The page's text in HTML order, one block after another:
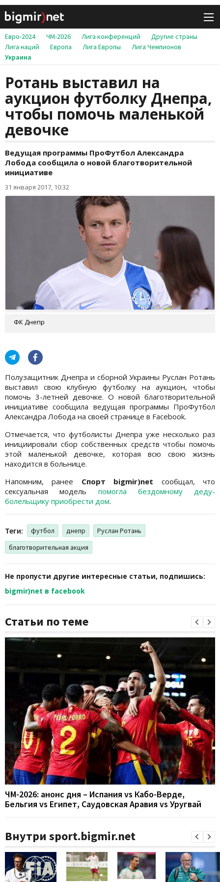
Евро-2024 ЧМ-2026 Лига конференций
Другие страны
Лига наций
Европа Лига Европы
Лига Чемпионов
Украина
Ротань выставил на
аукцион футболку Днепра,
чтобы помочь маленькой
девочке
Ведущая программы ПроФутбол Александра
Лобода сообщила о новой благотворительной
инициативе
31 января 2017, 10:32
ФК Днепр
Полузащитник Днепра и сборной Украины Руслан Ротань
выставил свою клубную футболку на аукцион, чтобы
помочь 3-летней девочке. О новой благотворительной
инициативе сообщила ведущая программы ПроФутбол
Александра Лобода на своей странице в Facebook.
Отмечается, что футболисты Днепра уже несколько раз
инициировали сбор собственных средств чтобы помочь
этой маленькой девочке, которая всю свою жизнь
находится в больнице.
Напомним, ранее Спорт bigmir)net сообщал, что
сексуальная модель помогла бездомному деду-
болельщику приобрести дом.
Теги: футбол днепр
Руслан Ротань
благотворительная акция
Не пропусти другие интересные статьи, подпишись:
bigmir)net в facebook
Статьи по теме
ЧМ-2026: анонс дня – Испания vs Кабо-Верде,
Бельгия vs Египет, Саудовская Аравия vs Уругвай
Внутри sport.bigmir.net